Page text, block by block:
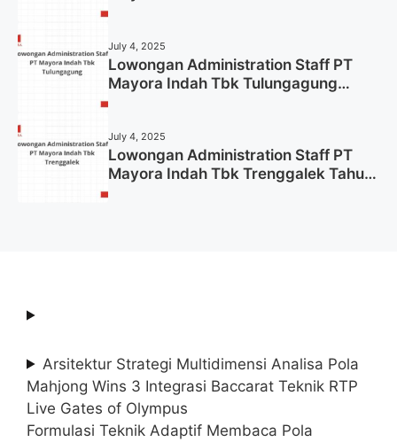
July 4, 2025
Lowongan Administration Staff PT
Mayora Indah Tbk Tulungagung
July 4, 2025
Lowongan Administration Staff PT
Mayora Indah Tbk Trenggalek Tahun
Arsitektur Strategi Multidimensi Analisa Pola
Mahjong Wins 3 Integrasi Baccarat Teknik RTP
Live Gates of Olympus
Formulasi Teknik Adaptif Membaca Pola